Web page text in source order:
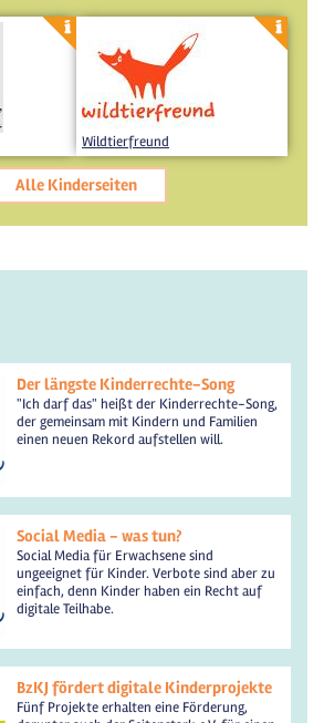
Wildtierfreund
Alle Kinderseiten
Der längste Kinderrechte-Song
"Ich darf das" heißt der Kinderrechte-Song,
der gemeinsam mit Kindern und Familien
einen neuen Rekord aufstellen will.
Social Media - was tun?
Social Media für Erwachsene sind
ungeeignet für Kinder. Verbote sind aber zu
einfach, denn Kinder haben ein Recht auf
digitale Teilhabe.
BzKJ fördert digitale Kinderprojekte
Fünf Projekte erhalten eine Förderung,